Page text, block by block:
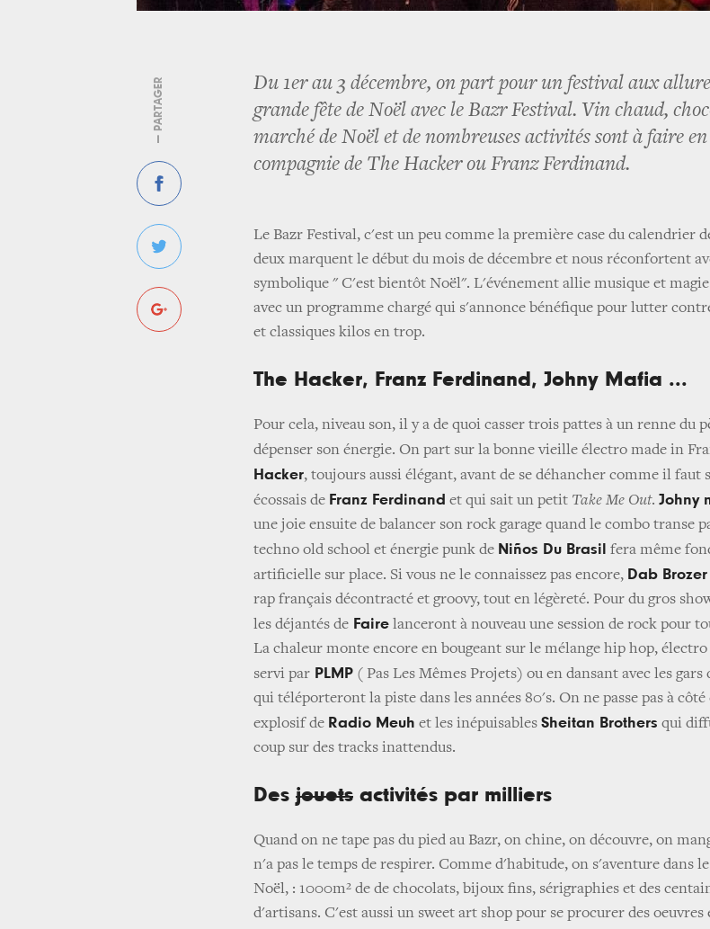
— PARTAGER
Du 1er au 3 décembre, on part pour un festival aux
grande fête de Noël avec le Bazr Festival. Vin chaud,
marché de Noël et de nombreuses activités sont à faire en
compagnie de The Hacker ou Franz Ferdinand.
Le Bazr Festival, c'est un peu comme la première case du calendrier
deux marquent le début du mois de décembre et nous réconfortent
symbolique " C'est bientôt Noël". L'événement allie musique et magie
avec un programme chargé qui s'annonce bénéfique pour lutter
et classiques kilos en trop.
The Hacker, Franz Ferdinand, Johny Mafia ...
Pour cela, niveau son, il y a de quoi casser trois pattes à un renne du
dépenser son énergie. On part sur la bonne vieille électro made in
Hacker, toujours aussi élégant, avant de se déhancher comme il faut
écossais de Franz Ferdinand et qui sait un petit Take Me Out. Johny
une joie ensuite de balancer son rock garage quand le combo transe
techno old school et énergie punk de Niños Du Brasil fera même
artificielle sur place. Si vous ne le connaissez pas encore, Dab Brozer
rap français décontracté et groovy, tout en légèreté. Pour du gros
les déjantés de Faire lanceront à nouveau une session de rock pour
La chaleur monte encore en bougeant sur le mélange hip hop,
servi par PLMP ( Pas Les Mêmes Projets) ou en dansant avec les gars
qui téléporteront la piste dans les années 80's. On ne passe pas à côté
explosif de Radio Meuh et les inépuisables Sheitan Brothers qui
coup sur des tracks inattendus.
Des jouets activités par milliers
Quand on ne tape pas du pied au Bazr, on chine, on découvre, on
n'a pas le temps de respirer. Comme d'habitude, on s'aventure dans
Noël, : 1000m² de de chocolats, bijoux fins, sérigraphies et des
d'artisans. C'est aussi un sweet art shop pour se procurer des oeuvres